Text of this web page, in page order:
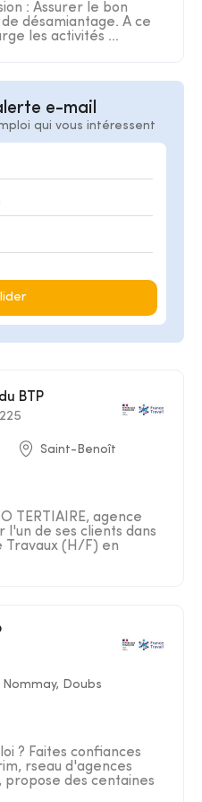
: Assurer le bon
désamiantage. A ce
les activités ...
e-mail
qui vous intéressent
BTP
Saint-Benoît
TERTIAIRE, agence
de ses clients dans
Travaux (H/F) en
Nommay, Doubs
? Faites confiances
rseau d'agences
propose des centaines